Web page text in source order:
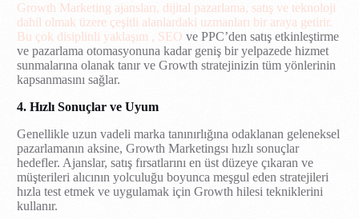
Growth Marketing ajansları, dijital pazarlama, satış ve teknoloji
dahil olmak üzere çeşitli alanlardaki uzmanları bir araya getirir.
Bu çok disiplinli yaklaşım , SEO ve PPC’den satış etkinleştirme
ve pazarlama otomasyonuna kadar geniş bir yelpazede hizmet
sunmalarına olanak tanır ve Growth stratejinizin tüm yönlerinin
kapsanmasını sağlar.
4. Hızlı Sonuçlar ve Uyum
Genellikle uzun vadeli marka tanınırlığına odaklanan geleneksel
pazarlamanın aksine, Growth Marketingsı hızlı sonuçlar
hedefler. Ajanslar, satış fırsatlarını en üst düzeye çıkaran ve
müşterileri alıcının yolculuğu boyunca meşgul eden stratejileri
hızla test etmek ve uygulamak için Growth hilesi tekniklerini
kullanır.